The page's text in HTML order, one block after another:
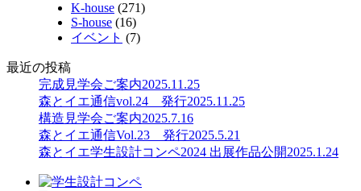
K-house (271)
S-house (16)
イベント (7)
最近の投稿
完成見学会ご案内2025.11.25
森とイエ通信vol.24 発行2025.11.25
構造見学会ご案内2025.7.16
森とイエ通信Vol.23 発行2025.5.21
森とイエ学生設計コンペ2024 出展作品公開2025.1.24